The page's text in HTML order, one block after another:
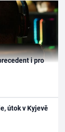
i pro
útok v Kyjevě